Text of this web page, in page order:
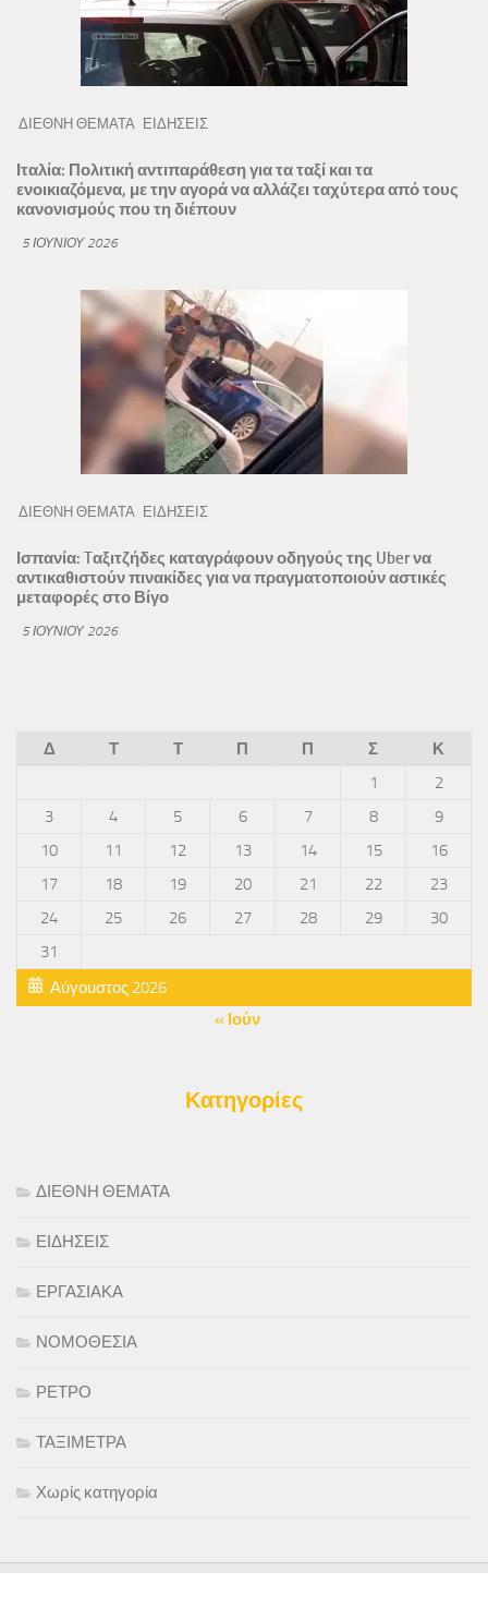
ΔΙΕΘΝΗ ΘΕΜΑΤΑ ΕΙΔΗΣΕΙΣ
Ιταλία: Πολιτική αντιπαράθεση για τα ταξί και τα
ενοικιαζόμενα, με την αγορά να αλλάζει ταχύτερα από τους
κανονισμούς που τη διέπουν
5 ΙΟΥΝΊΟΥ 2026
ΔΙΕΘΝΗ ΘΕΜΑΤΑ ΕΙΔΗΣΕΙΣ
Ισπανία: Tαξιτζήδες καταγράφουν οδηγούς της Uber να
αντικαθιστούν πινακίδες για να πραγματοποιούν αστικές
μεταφορές στο Βίγο
5 ΙΟΥΝΊΟΥ 2026
Αύγουστος 2026
Δ Τ Τ Π Π Σ
Κ
1
2
3
4 5 6 7 8
9
10
11 12 13 14 15
16
17
18 19 20 21 22
23
24
25 26 27 28 29
30
31
« Ιούν
Κατηγορίες
ΔΙΕΘΝΗ ΘΕΜΑΤΑ
ΕΙΔΗΣΕΙΣ
ΕΡΓΑΣΙΑΚΑ
ΝΟΜΟΘΕΣΙΑ
ΡΕΤΡΟ
ΤΑΞΙΜΕΤΡΑ
Χωρίς κατηγορία